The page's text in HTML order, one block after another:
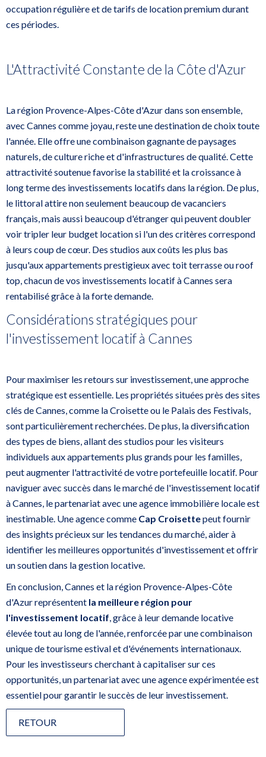
occupation régulière et de tarifs de location premium durant
ces périodes.
L'Attractivité Constante de la Côte d'Azur
La région Provence-Alpes-Côte d'Azur dans son ensemble,
avec Cannes comme joyau, reste une destination de choix toute
l'année. Elle offre une combinaison gagnante de paysages
naturels, de culture riche et d'infrastructures de qualité. Cette
attractivité soutenue favorise la stabilité et la croissance à
long terme des investissements locatifs dans la région. De plus,
le littoral attire non seulement beaucoup de vacanciers
français, mais aussi beaucoup d'étranger qui peuvent doubler
voir tripler leur budget location si l'un des critères correspond
à leurs coup de cœur. Des studios aux coûts les plus bas
jusqu'aux appartements prestigieux avec toit terrasse ou roof
top, chacun de vos investissements locatif à Cannes sera
rentabilisé grâce à la forte demande.
Considérations stratégiques pour
l'investissement locatif à Cannes
Pour maximiser les retours sur investissement, une approche
stratégique est essentielle. Les propriétés situées près des sites
clés de Cannes, comme la Croisette ou le Palais des Festivals,
sont particulièrement recherchées. De plus, la diversification
des types de biens, allant des studios pour les visiteurs
individuels aux appartements plus grands pour les familles,
peut augmenter l'attractivité de votre portefeuille locatif. Pour
naviguer avec succès dans le marché de l'investissement locatif
à Cannes, le partenariat avec une agence immobilière locale est
inestimable. Une agence comme Cap Croisettepeut fournir
des insights précieux sur les tendances du marché, aider à
identifier les meilleures opportunités d'investissement et offrir
un soutien dans la gestion locative.
En conclusion, Cannes et la région Provence-Alpes-Côte
d'Azur représentent la meilleure région pour
l'investissement locatif, grâce à leur demande locative
élevée tout au long de l'année, renforcée par une combinaison
unique de tourisme estival et d'événements internationaux.
Pour les investisseurs cherchant à capitaliser sur ces
opportunités, un partenariat avec une agence expérimentée est
essentiel pour garantir le succès de leur investissement.
RETOUR